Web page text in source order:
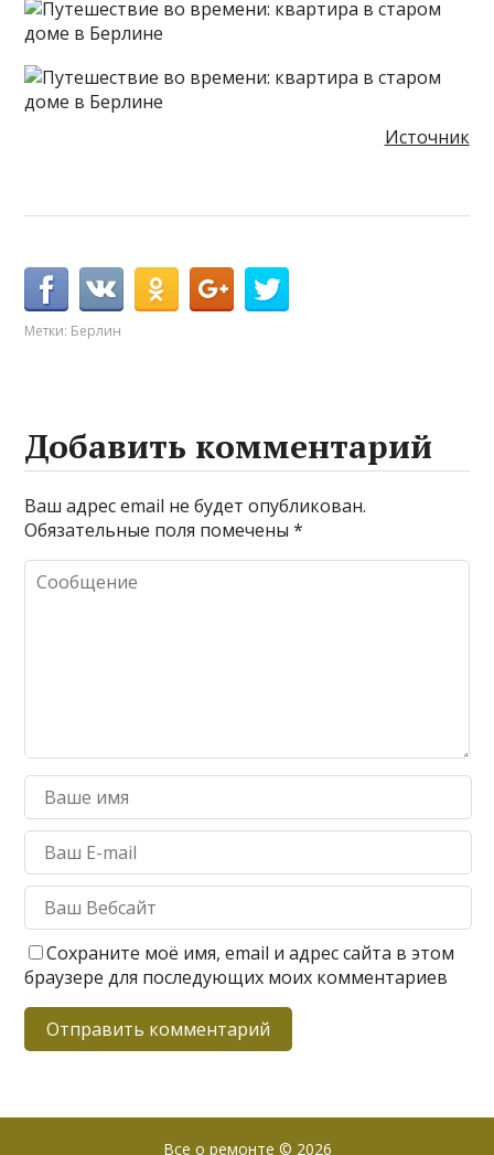
Источник
Метки: Берлин
Добавить комментарий
Ваш адрес email не будет опубликован.
Обязательные поля помечены*
Сохраните моё имя, email и адрес сайта в этом
браузере для последующих моих комментариев
Все о ремонте © 2026